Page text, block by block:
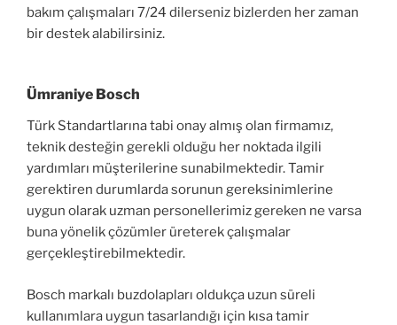
bakım çalışmaları 7/24 dilerseniz bizlerden her zaman
bir destek alabilirsiniz.
Ümraniye Bosch
Türk Standartlarına tabi onay almış olan firmamız,
teknik desteğin gerekli olduğu her noktada ilgili
yardımları müşterilerine sunabilmektedir. Tamir
gerektiren durumlarda sorunun gereksinimlerine
uygun olarak uzman personellerimiz gereken ne varsa
buna yönelik çözümler üreterek çalışmalar
gerçekleştirebilmektedir.
Bosch markalı buzdolapları oldukça uzun süreli
kullanımlara uygun tasarlandığı için kısa tamir